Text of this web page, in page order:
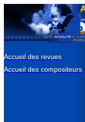
Accueil des revues
Accueil des compositeurs